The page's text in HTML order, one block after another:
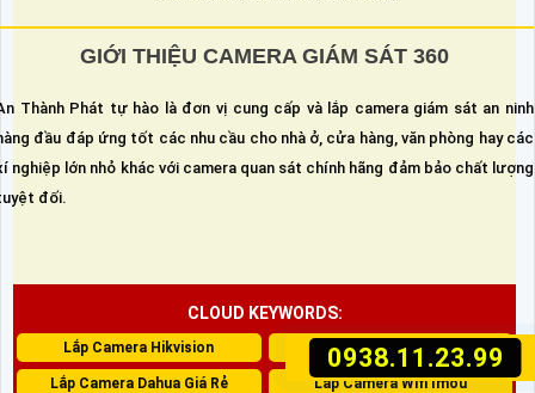
0938.11.23.99
GIỚI THIỆU CAMERA GIÁM SÁT 360
Thành Phát tự hào là đơn vị cung cấp và lắp camera giám sát an ninh
đầu đáp ứng tốt các nhu cầu cho nhà ở, cửa hàng, văn phòng hay các
nghiệp lớn nhỏ khác với camera quan sát chính hãng đảm bảo chất lượng
đối.
CLOUD KEYWORDS:
Lắp Camera Hikvision Camera Kbvision Giá Rẻ
Lắp Camera Dahua Giá Rẻ Lắp Camera Wifi Imou